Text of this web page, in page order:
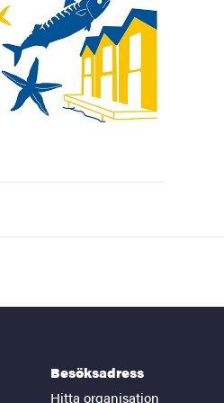
Besöksadress
Hitta organisation